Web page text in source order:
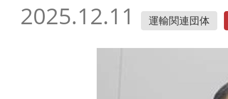
2025.12.11 運輸関連団体